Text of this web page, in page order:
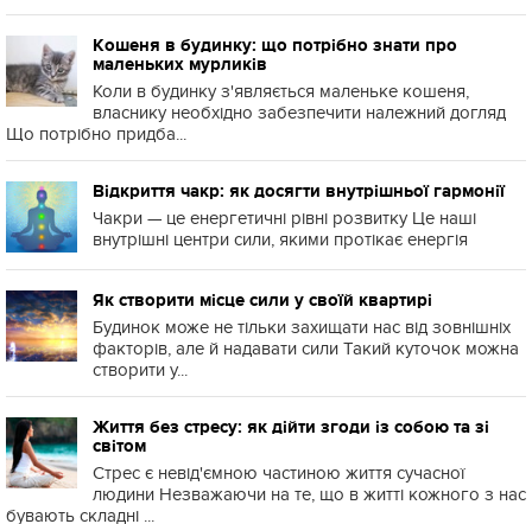
Кошеня в будинку: що потрібно знати про
маленьких мурликів
Коли в будинку з'являється маленьке кошеня,
власнику необхідно забезпечити належний догляд
Що потрібно придба...
Відкриття чакр: як досягти внутрішньої гармонії
Чакри — це енергетичні рівні розвитку Це наші
внутрішні центри сили, якими протікає енергія
Як створити місце сили у своїй квартирі
Будинок може не тільки захищати нас від зовнішніх
факторів, але й надавати сили Такий куточок можна
створити у...
Життя без стресу: як дійти згоди із собою та зі
світом
Стрес є невід'ємною частиною життя сучасної
людини Незважаючи на те, що в житті кожного з нас
бувають складні ...